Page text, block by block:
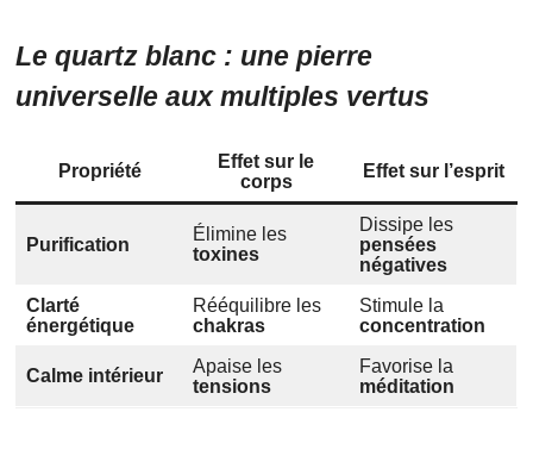
Le quartz blanc : une pierre
universelle aux multiples vertus
Propriété
Effet sur le
corps
Effet sur l’esprit
Purification
Élimine les
toxines
Dissipe les
pensées
négatives
Clarté
énergétique
Rééquilibre les
chakras
Stimule la
concentration
Calme intérieur
Apaise les
tensions
Favorise la
méditation